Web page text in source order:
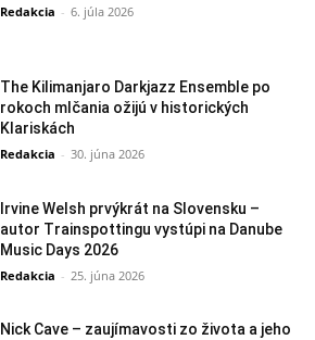
Redakcia - 6. júla 2026
The Kilimanjaro Darkjazz Ensemble po
rokoch mlčania ožijú v historických
Klariskách
Redakcia - 30. júna 2026
Irvine Welsh prvýkrát na Slovensku –
autor Trainspottingu vystúpi na Danube
Music Days 2026
Redakcia - 25. júna 2026
Nick Cave – zaujímavosti zo života a jeho